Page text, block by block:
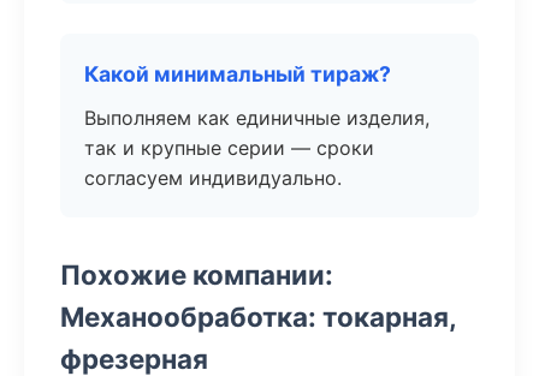
Какой минимальный тираж?
Выполняем как единичные изделия,
так и крупные серии — сроки
согласуем индивидуально.
Похожие компании:
Механообработка: токарная,
фрезерная